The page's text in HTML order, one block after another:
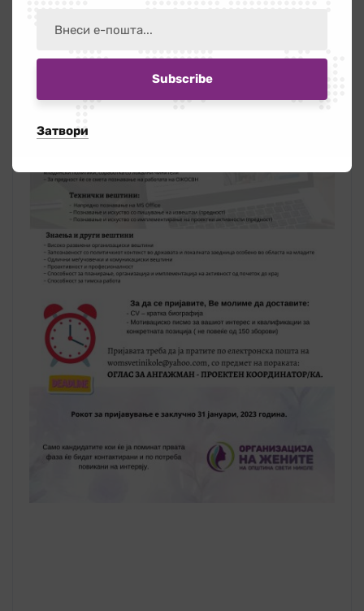
womsvetinikole@yahoo.com
Затвори